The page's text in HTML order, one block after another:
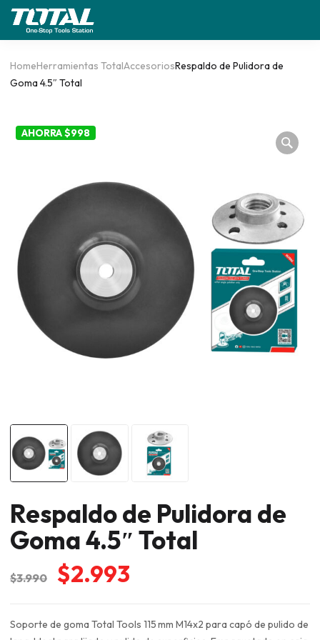
HomeHerramientas TotalAccesoriosRespaldo de Pulidora de
Goma 4.5″ Total
AHORRA $998
Respaldo de Pulidora de
Goma 4.5″ Total
$3.990
El
original
$2.993
actual
Soporte de goma Total Tools 115 mm M14x2 para capó de pulido de